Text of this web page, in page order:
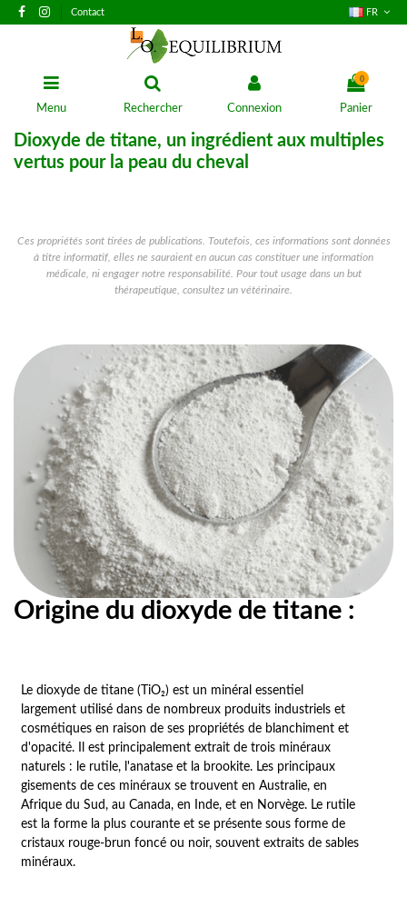
Contact FR
Menu Rechercher Connexion
0
Panier
Dioxyde de titane, un ingrédient aux multiples
vertus pour la peau du cheval
Ces propriétés sont tirées de publications. Toutefois, ces informations sont données
à titre informatif, elles ne sauraient en aucun cas constituer une information
médicale, ni engager notre responsabilité. Pour tout usage dans un but
thérapeutique, consultez un vétérinaire.
Origine du dioxyde de titane :
Le dioxyde de titane (TiO₂) est un minéral essentiel
largement utilisé dans de nombreux produits industriels et
cosmétiques en raison de ses propriétés de blanchiment et
d'opacité. Il est principalement extrait de trois minéraux
naturels : le rutile, l'anatase et la brookite. Les principaux
gisements de ces minéraux se trouvent en Australie, en
Afrique du Sud, au Canada, en Inde, et en Norvège. Le rutile
est la forme la plus courante et se présente sous forme de
cristaux rouge-brun foncé ou noir, souvent extraits de sables
minéraux.